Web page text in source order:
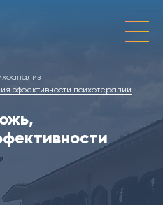
эффективности психотерапии